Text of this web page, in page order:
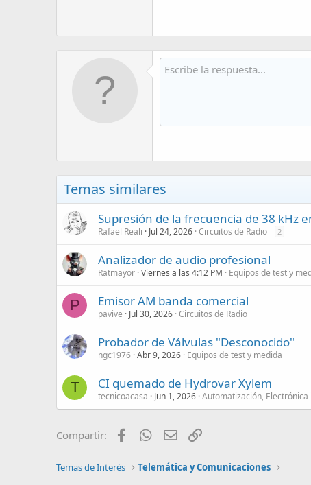
Temas similares
Supresión de la frecuencia de 38 kHz
Rafael Reali Jul 24, 2026 Circuitos de Radio 2
Analizador de audio profesional
Ratmayor Viernes a las 4:12 PM Equipos de test y
P Emisor AM banda comercial
pavive Jul 30, 2026 Circuitos de Radio
Probador de Válvulas "Desconocido"
ngc1976 Abr 9, 2026 Equipos de test y medida
T CI quemado de Hydrovar Xylem
tecnicoacasa Jun 1, 2026 Automatización,
Compartir: FacebookWhatsApp
Email
Temas de Interés Telemática y Comunicaciones